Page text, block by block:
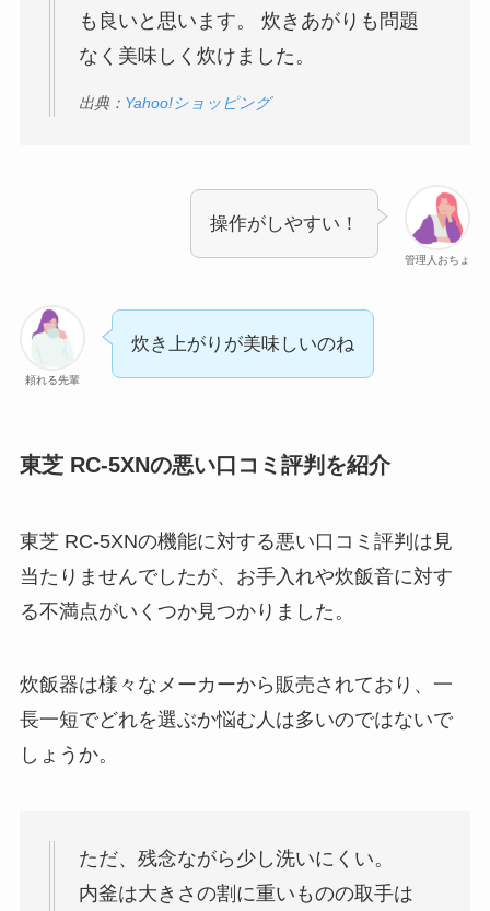
も良いと思います。 炊きあがりも問題
なく美味しく炊けました。
出典： Yahoo!ショッピング
管理人おちょ
操作がしやすい！
頼れる先輩
炊き上がりが美味しいのね
東芝 RC-5XNの悪い口コミ評判を紹介
東芝 RC-5XNの機能に対する悪い口コミ評判は見
当たりませんでしたが、お手入れや炊飯音に対す
る不満点がいくつか見つかりました。
炊飯器は様々なメーカーから販売されており、一
長一短でどれを選ぶか悩む人は多いのではないで
しょうか。
ただ、残念ながら少し洗いにくい。
内釜は大きさの割に重いものの取手は